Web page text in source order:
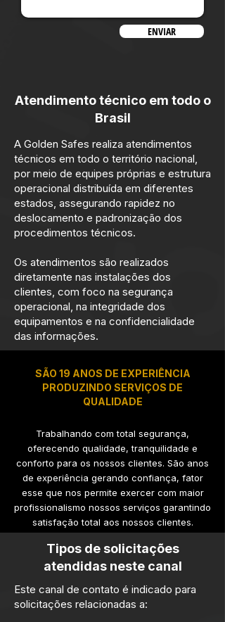
ENVIAR
Atendimento técnico em todo o
Brasil
A Golden Safes realiza atendimentos
técnicos em todo o território nacional,
por meio de equipes próprias e estrutura
operacional distribuída em diferentes
estados, assegurando rapidez no
deslocamento e padronização dos
procedimentos técnicos.
Os atendimentos são realizados
diretamente nas instalações dos
clientes, com foco na segurança
operacional, na integridade dos
equipamentos e na confidencialidade
das informações.
Tipos de solicitações
atendidas neste canal
Este canal de contato é indicado para
solicitações relacionadas a:
SÃO 19 ANOS DE EXPERIÊNCIA
PRODUZINDO SERVIÇOS DE
QUALIDADE
Trabalhando com total segurança,
oferecendo qualidade, tranquilidade e
conforto para os nossos clientes. São anos
de experiência gerando confiança, fator
esse que nos permite exercer com maior
profissionalismo nossos serviços garantindo
satisfação total aos nossos clientes.